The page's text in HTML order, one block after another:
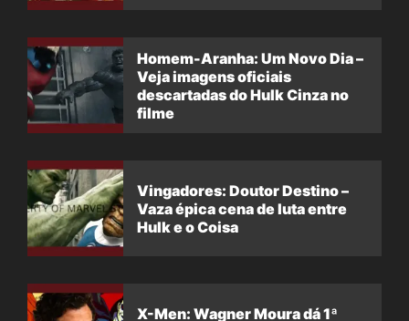
Homem-Aranha: Um Novo Dia –
Veja imagens oficiais
descartadas do Hulk Cinza no
filme
Vingadores: Doutor Destino –
Vaza épica cena de luta entre
Hulk e o Coisa
X-Men: Wagner Moura dá 1ª